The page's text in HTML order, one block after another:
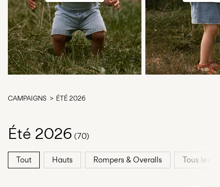
Des
questions
?
À
propos
de
nous
Suisse
CAMPAIGNS ÉTÉ 2026
Été 2026 (70)
Tout Hauts Rompers & Overalls Tous les